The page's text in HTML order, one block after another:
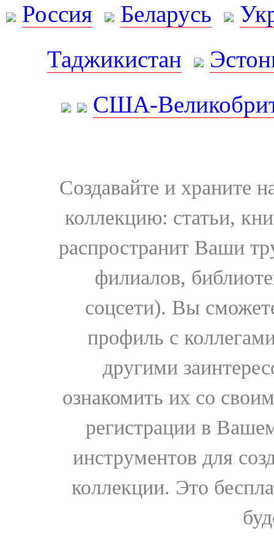
Россия Беларусь
Таджикистан
США-
Создавайте и храните
коллекцию: статьи,
распространит Ваши
филиалов,
соцсети). Вы
профиль с
другими
ознакомить их со
регистрации в
инструментов для
коллекции. Это